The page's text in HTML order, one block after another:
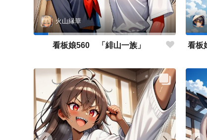
火山縁華
看板娘560 「緋山一族」